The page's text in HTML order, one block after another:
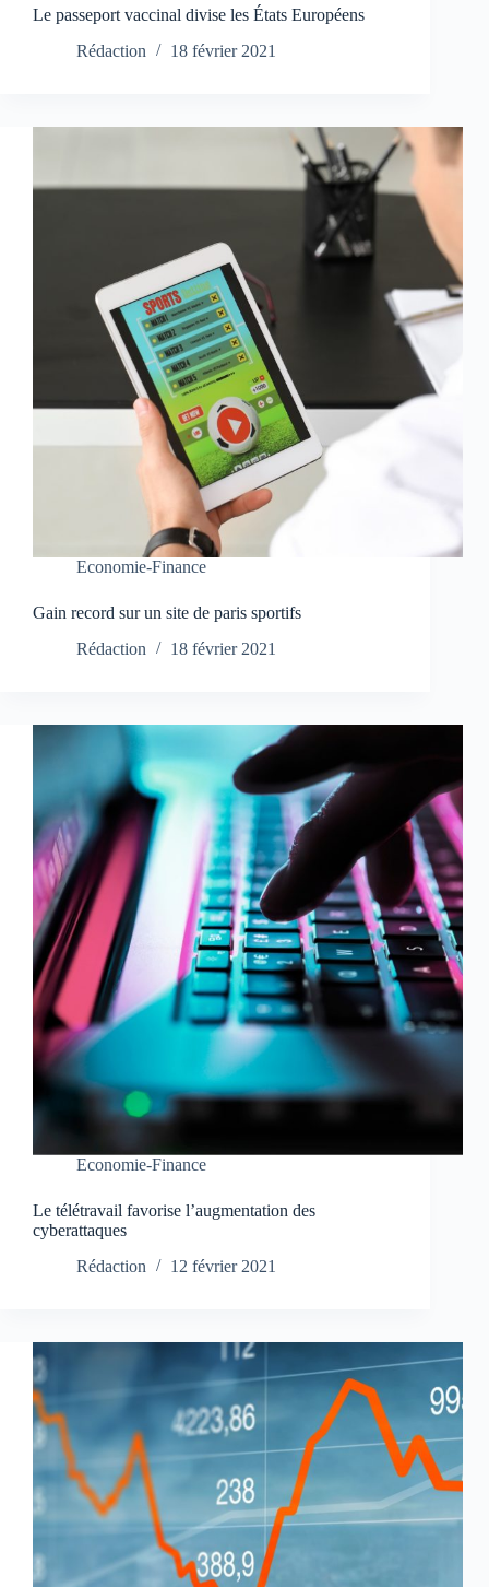
Le passeport vaccinal divise les États Européens
Rédaction
18 février 2021
Economie-Finance
Gain record sur un site de paris sportifs
Rédaction
18 février 2021
Economie-Finance
Le télétravail favorise l’augmentation des
cyberattaques
Rédaction
12 février 2021